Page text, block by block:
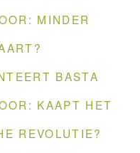
MINDER
BASTA
KAAPT HET
REVOLUTIE?